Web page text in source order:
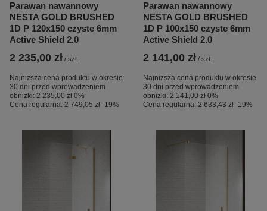
Parawan nawannowy
NESTA GOLD BRUSHED
1D P 120x150 czyste 6mm
Active Shield 2.0
2 235,00 zł / szt.
Najniższa cena produktu w okresie
30 dni przed wprowadzeniem
obniżki: 2 235,00 zł 0%
Cena regularna: 2 749,05 zł -19%
Parawan nawannowy
NESTA GOLD BRUSHED
1D P 100x150 czyste 6mm
Active Shield 2.0
2 141,00 zł / szt.
Najniższa cena produktu w okresie
30 dni przed wprowadzeniem
obniżki: 2 141,00 zł 0%
Cena regularna: 2 633,43 zł -19%